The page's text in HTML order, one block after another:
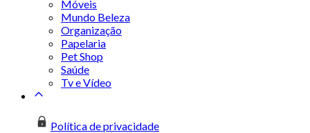
Móveis
Mundo Beleza
Organização
Papelaria
Pet Shop
Saúde
Tv e Vídeo
Política de privacidade